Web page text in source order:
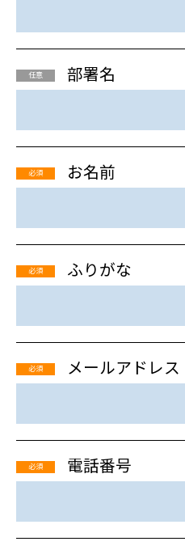
任意 部署名
必須 お名前
必須 ふりがな
必須 メールアドレス
必須 電話番号